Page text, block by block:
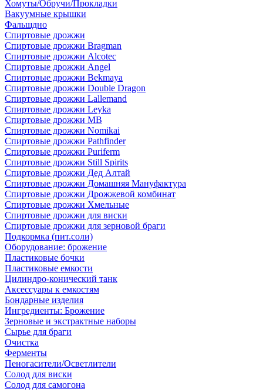
Хомуты/Обручи/Прокладки
Вакуумные крышки
Фальшдно
Спиртовые дрожжи
Спиртовые дрожжи Bragman
Спиртовые дрожжи Alcotec
Спиртовые дрожжи Angel
Спиртовые дрожжи Bekmaya
Спиртовые дрожжи Double Dragon
Спиртовые дрожжи Lallemand
Спиртовые дрожжи Leyka
Спиртовые дрожжи MB
Спиртовые дрожжи Nomikai
Спиртовые дрожжи Pathfinder
Спиртовые дрожжи Puriferm
Спиртовые дрожжи Still Spirits
Спиртовые дрожжи Дед Алтай
Спиртовые дрожжи Домашняя Мануфактура
Спиртовые дрожжи Дрожжевой комбинат
Спиртовые дрожжи Хмельные
Спиртовые дрожжи для виски
Спиртовые дрожжи для зерновой браги
Подкормка (пит.соли)
Оборудование: брожение
Пластиковые бочки
Пластиковые емкости
Цилиндро-конический танк
Аксессуары к емкостям
Бондарные изделия
Ингредиенты: Брожение
Зерновые и экстрактные наборы
Сырье для браги
Очистка
Ферменты
Пеногасители/Осветлители
Солод для виски
Солод для самогона